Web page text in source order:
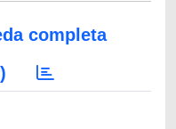
completa